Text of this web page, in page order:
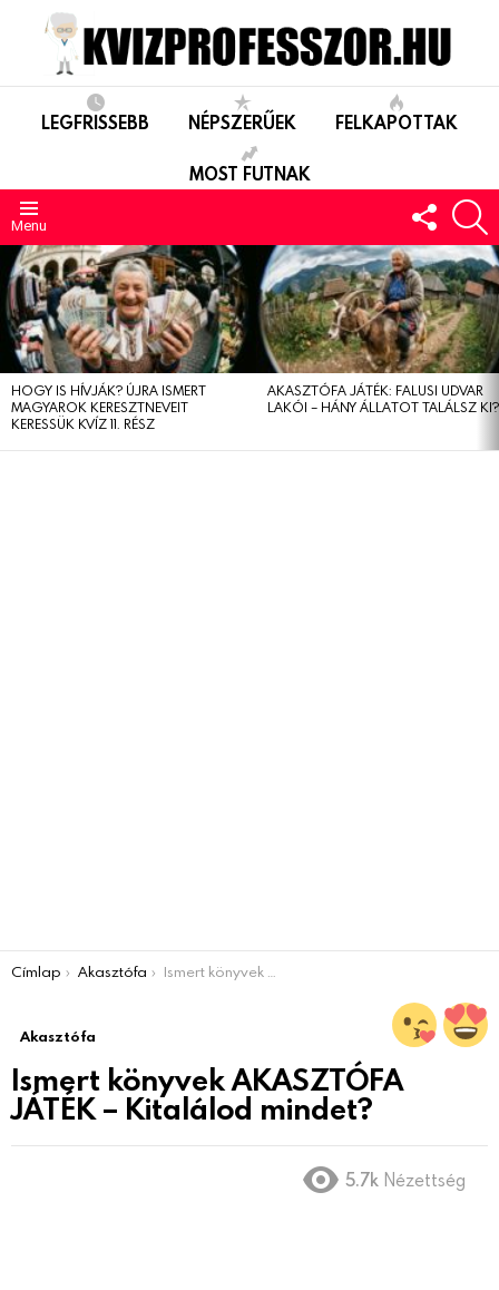
LEGFRISSEBB NÉPSZERŰEK FELKAPOTTAK
MOST FUTNAK
Menu
US
LEGUTÓBBIAK
HOGY IS HÍVJÁK? ÚJRA ISMERT
MAGYAROK KERESZTNEVEIT
KERESSÜK KVÍZ 11. RÉSZ
AKASZTÓFA JÁTÉK: FALUSI UDVAR
LAKÓI – HÁNY ÁLLATOT TALÁLSZ KI?
You are here:
Címlap Akasztófa Ismert könyvek AKASZTÓFA JÁTÉK – Kitalálod mindet?
Akasztófa
Ismert könyvek AKASZTÓFA
JÁTÉK – Kitalálod mindet?
5.7k Nézettség